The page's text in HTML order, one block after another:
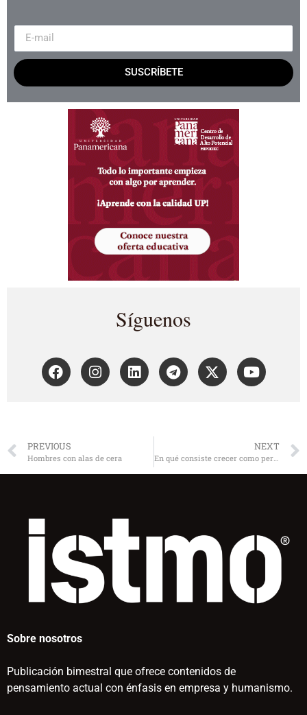
SUSCRÍBETE
Síguenos
PREVIOUS
Hombres con alas de cera
NEXT
En qué consiste crecer como persona
Sobre nosotros
Publicación bimestral que ofrece contenidos de
pensamiento actual con énfasis en empresa y humanismo.